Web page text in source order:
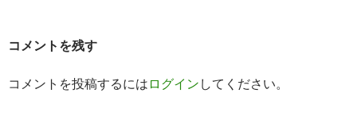
ョ
コメントを残す
コメントを投稿するには ログイン してください。